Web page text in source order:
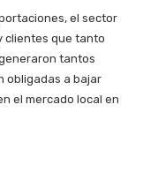
el sector
clientes que tanto
tantos
obligadas a bajar
el mercado local en